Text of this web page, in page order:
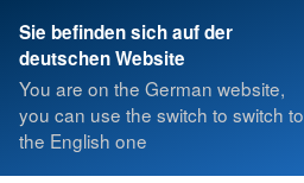
Sie befinden sich auf der
deutschen Website
You are on the German website,
you can use the switch to switch to
the English one